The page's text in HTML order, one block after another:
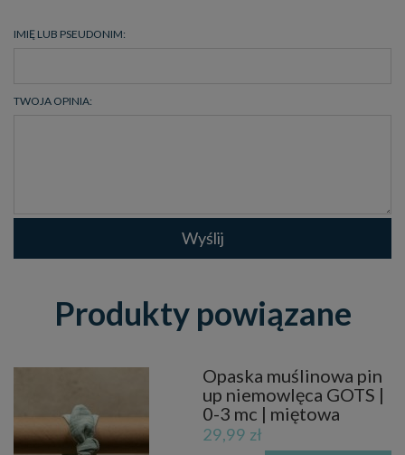
IMIĘ LUB PSEUDONIM:
TWOJA OPINIA:
Wyślij
Produkty powiązane
Opaska muślinowa pin
up niemowlęca GOTS |
0-3 mc | miętowa
29,99 zł